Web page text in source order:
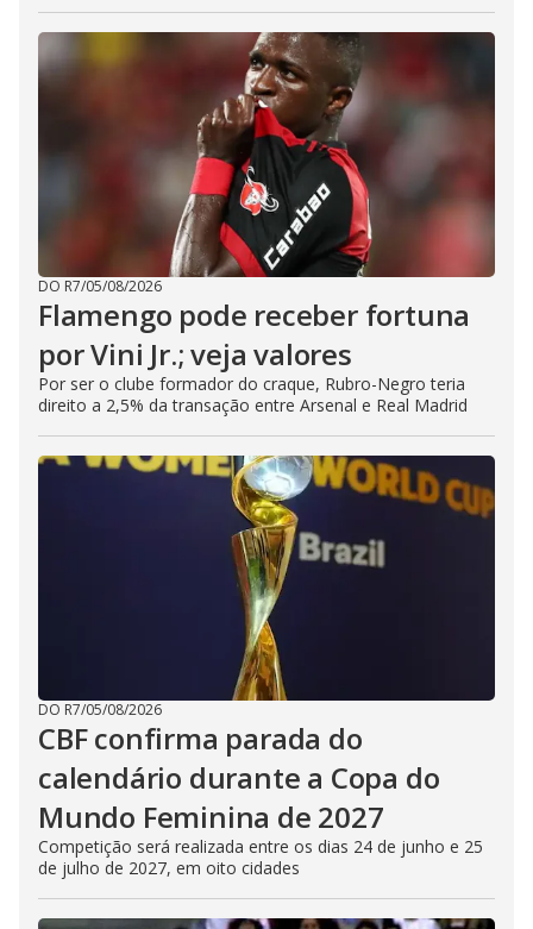
DO R7/05/08/2026
Flamengo pode receber fortuna
por Vini Jr.; veja valores
Por ser o clube formador do craque, Rubro-Negro teria
direito a 2,5% da transação entre Arsenal e Real Madrid
DO R7/05/08/2026
CBF confirma parada do
calendário durante a Copa do
Mundo Feminina de 2027
Competição será realizada entre os dias 24 de junho e 25
de julho de 2027, em oito cidades